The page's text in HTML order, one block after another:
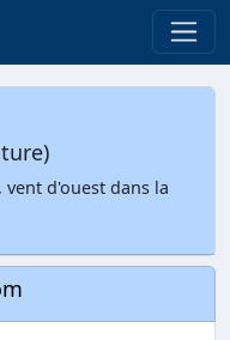
d'ouest dans la